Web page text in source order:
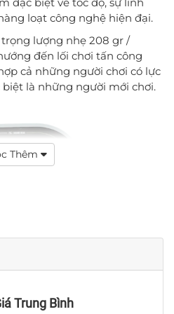
loạt công nghệ hiện đại.
lượng nhẹ 208 gr /
đến lối chơi tấn công
cả những người chơi có lực
là những người mới chơi.
Thêm
Trung Bình